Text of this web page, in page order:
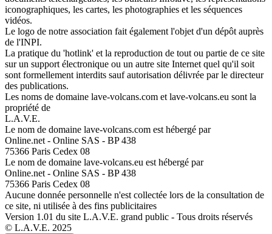
iconographiques, les cartes, les photographies et les séquences
vidéos.
Le logo de notre association fait également l'objet d'un dépôt auprès
de l'INPI.
La pratique du 'hotlink' et la reproduction de tout ou partie de ce site
sur un support électronique ou un autre site Internet quel qu'il soit
sont formellement interdits sauf autorisation délivrée par le directeur
des publications.
Les noms de domaine lave-volcans.com et lave-volcans.eu sont la
propriété de
L.A.V.E.
Le nom de domaine lave-volcans.com est hébergé par
Online.net - Online SAS - BP 438
75366 Paris Cedex 08
Le nom de domaine lave-volcans.eu est hébergé par
Online.net - Online SAS - BP 438
75366 Paris Cedex 08
Aucune donnée personnelle n'est collectée lors de la consultation de
ce site, ni utilisée à des fins publicitaires
Version 1.01 du site L.A.V.E. grand public - Tous droits réservés
© L.A.V.E. 2025